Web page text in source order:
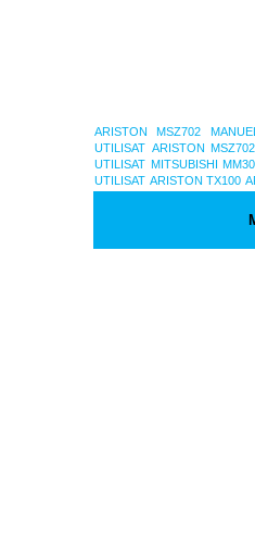
ARISTON MSZ702
UTILISAT ARISTON
UTILISAT MITSUBISHI
UTILISAT ARISTON TX100